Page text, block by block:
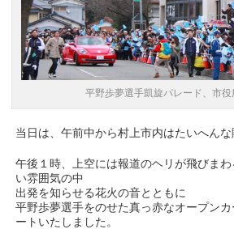
平野歩夢選手凱旋パレード、市役
当日は、午前中から村上市内はたいへんな
午後１時、上空には報道のヘリが飛びま
い雰囲気の中
出発を知らせる花火の音とともに
平野歩夢選手をのせた真っ赤なオープン
ートいたしました。